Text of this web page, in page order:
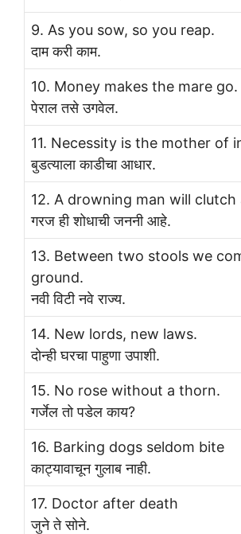
9. As you sow, so you reap.
दाम करी काम.
10. Money makes the mare go.
पेराल तसे उगवेल.
11. Necessity is the mother of
बुडत्याला काडीचा आधार.
12. A drowning man will clutch
गरज ही शोधाची जननी आहे.
13. Between two stools we
ground.
नवी विटी नवे राज्य.
14. New lords, new laws.
दोन्ही घरचा पाहुणा उपाशी.
15. No rose without a thorn.
गर्जेल तो पडेल काय?
16. Barking dogs seldom bite
काट्यावाचून गुलाब नाही.
17. Doctor after death
जुने ते सोने.